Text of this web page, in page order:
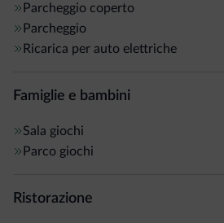
Parcheggio coperto
Parcheggio
Ricarica per auto elettriche
Famiglie e bambini
Sala giochi
Parco giochi
Ristorazione